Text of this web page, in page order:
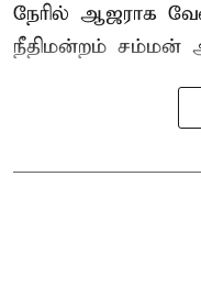
நேரில் ஆஜராக
நீதிமன்றம் சம்மன்